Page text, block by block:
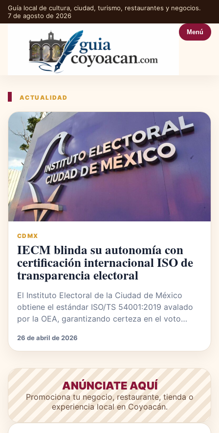
Guía local de cultura, ciudad, turismo, restaurantes y negocios.
7 de agosto de 2026
Menú
ACTUALIDAD
CDMX
IECM blinda su autonomía con
certificación internacional ISO de
transparencia electoral
El Instituto Electoral de la Ciudad de México
obtiene el estándar ISO/TS 54001:2019 avalado
por la OEA, garantizando certeza en el voto…
26 de abril de 2026
ANÚNCIATE AQUÍ
Promociona tu negocio, restaurante, tienda o
experiencia local en Coyoacán.